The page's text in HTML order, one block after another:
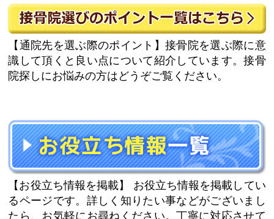
【通院先を選ぶ際のポイント】 接骨院を選ぶ際に意
識して頂くと良い点について紹介しています。接骨
院探しにお悩みの方はどうぞご覧ください。
【お役立ち情報を掲載】
お役立ち情報を掲載してい
るページです。詳しく知りたい事などがございまし
たら、お気軽にお尋ねください。丁寧に対応させて